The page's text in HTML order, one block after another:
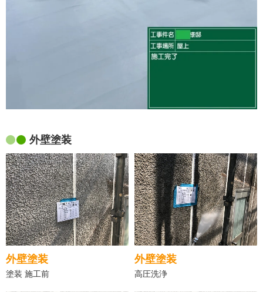
外壁塗装
外壁塗装
塗装 施工前
外壁塗装
高圧洗浄